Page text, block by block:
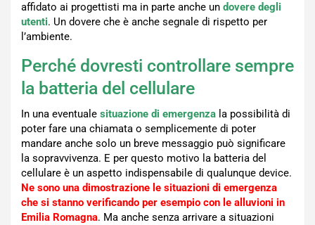
affidato ai progettisti ma in parte anche un dovere degli
utenti. Un dovere che è anche segnale di rispetto per
l’ambiente.
Perché dovresti controllare sempre
la batteria del cellulare
In una eventuale situazione di emergenza la possibilità di
poter fare una chiamata o semplicemente di poter
mandare anche solo un breve messaggio può significare
la sopravvivenza. E per questo motivo la batteria del
cellulare è un aspetto indispensabile di qualunque device.
Ne sono una dimostrazione le situazioni di emergenza
che si stanno verificando per esempio con le alluvioni in
Emilia Romagna. Ma anche senza arrivare a situazioni